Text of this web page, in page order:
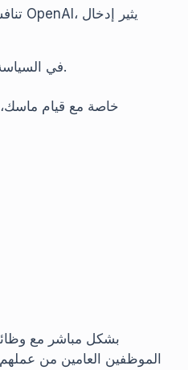
، تنافسهم على قادة حاليين مثل OpenAI، يثير إدخال
في السياسة والإدارة العامة جدلًا واسعًا.
خاصة مع قيام ماسك،
بشكل مباشر مع
الموظفين العامين من